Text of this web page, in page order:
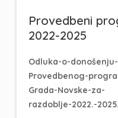
Provedbeni
2022-2025
Odluka-o-donošenju-
Provedbenog-
Grada-Novske-za-
razdoblje-2022.-